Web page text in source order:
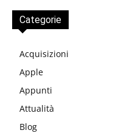
Categorie
Acquisizioni
Apple
Appunti
Attualità
Blog